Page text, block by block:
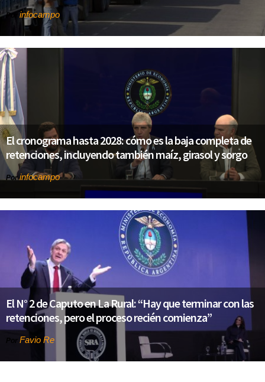
Por infocampo
El cronograma hasta 2028: cómo es la baja completa de
retenciones, incluyendo también maíz, girasol y sorgo
Porinfocampo
El N° 2 de Caputo en La Rural: “Hay que terminar con las
retenciones, pero el proceso recién comienza”
Favio Re